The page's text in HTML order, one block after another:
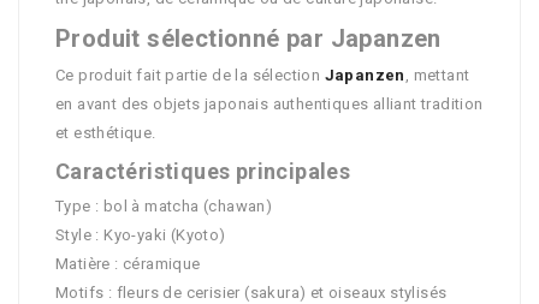
Produit sélectionné par Japanzen
Ce produit fait partie de la sélection Japanzen , mettant
en avant des objets japonais authentiques alliant tradition
et esthétique.
Caractéristiques principales
Type : bol à matcha (chawan)
Style : Kyo-yaki (Kyoto)
Matière : céramique
Motifs : fleurs de cerisier (sakura) et oiseaux stylisés